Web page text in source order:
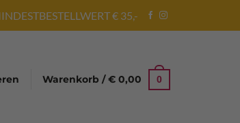
€ 35,-
Warenkorb /€ 0,00 0